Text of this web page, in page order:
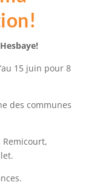
15 juin pour 8
des communes
Remicourt,